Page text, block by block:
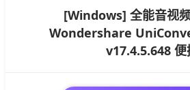
[Windows] 全能音视
Wondershare
v17.4.5.648 便